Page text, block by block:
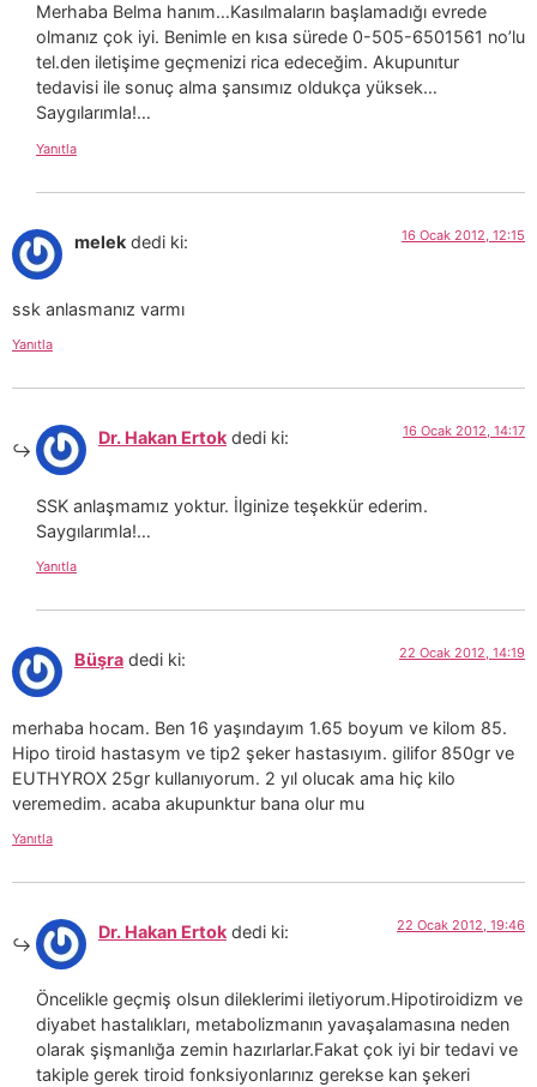
Merhaba Belma hanım…Kasılmaların başlamadığı evrede
olmanız çok iyi. Benimle en kısa sürede 0-505-6501561 no’lu
tel.den iletişime geçmenizi rica edeceğim. Akupunıtur
tedavisi ile sonuç alma şansımız oldukça yüksek…
Saygılarımla!…
Yanıtla
melek dedi ki: 16 Ocak 2012, 12:15
ssk anlasmanız varmı
Yanıtla
Dr. Hakan Ertok dedi ki: 16 Ocak 2012, 14:17
SSK anlaşmamız yoktur. İlginize teşekkür ederim.
Saygılarımla!…
Yanıtla
Büşra dedi ki: 22 Ocak 2012, 14:19
merhaba hocam. Ben 16 yaşındayım 1.65 boyum ve kilom 85.
Hipo tiroid hastasym ve tip2 şeker hastasıyım. gilifor 850gr ve
EUTHYROX 25gr kullanıyorum. 2 yıl olucak ama hiç kilo
veremedim. acaba akupunktur bana olur mu
Yanıtla
Dr. Hakan Ertok dedi ki: 22 Ocak 2012, 19:46
Öncelikle geçmiş olsun dileklerimi iletiyorum.Hipotiroidizm ve
diyabet hastalıkları, metabolizmanın yavaşalamasına neden
olarak şişmanlığa zemin hazırlarlar.Fakat çok iyi bir tedavi ve
takiple gerek tiroid fonksiyonlarınız gerekse kan şekeri